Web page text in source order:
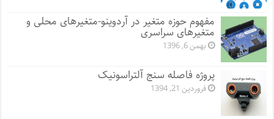
مفهوم حوزه متغیر در آردوینو-متغیرهای محلی و
متغیرهای سراسری
بهمن 6, 1396
پروژه فاصله سنج آلتراسونیک
فروردین 21, 1394